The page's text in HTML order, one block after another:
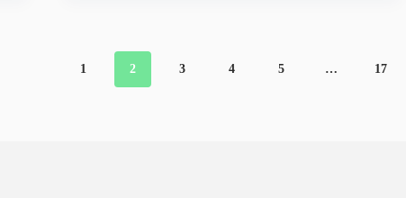
1 2 3 4 5 … 17